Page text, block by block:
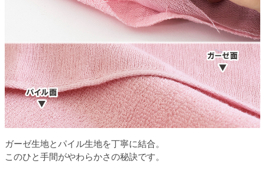
ガーゼ生地とパイル生地を丁寧に結合。
このひと手間がやわらかさの秘訣です。